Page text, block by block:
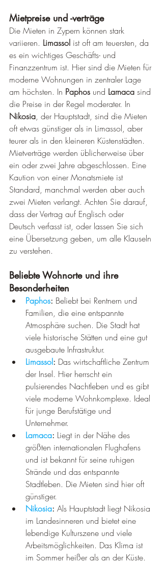
Mietpreise und -verträge
Die Mieten in Zypern können stark
variieren. Limassol ist oft am teuersten, da
es ein wichtiges Geschäfts- und
Finanzzentrum ist. Hier sind die Mieten für
moderne Wohnungen in zentraler Lage
am höchsten. In Paphos und Larnaca sind
die Preise in der Regel moderater. In
Nikosia, der Hauptstadt, sind die Mieten
oft etwas günstiger als in Limassol, aber
teurer als in den kleineren Küstenstädten.
Mietverträge werden üblicherweise über
ein oder zwei Jahre abgeschlossen. Eine
Kaution von einer Monatsmiete ist
Standard, manchmal werden aber auch
zwei Mieten verlangt. Achten Sie darauf,
dass der Vertrag auf Englisch oder
Deutsch verfasst ist, oder lassen Sie sich
eine Übersetzung geben, um alle Klauseln
zu verstehen.
Beliebte Wohnorte und ihre
Besonderheiten
Paphos: Beliebt bei Rentnern und
Familien, die eine entspannte
Atmosphäre suchen. Die Stadt hat
viele historische Stätten und eine gut
ausgebaute Infrastruktur.
Limassol: Das wirtschaftliche Zentrum
der Insel. Hier herrscht ein
pulsierendes Nachtleben und es gibt
viele moderne Wohnkomplexe. Ideal
für junge Berufstätige und
Unternehmer.
Larnaca: Liegt in der Nähe des
größten internationalen Flughafens
und ist bekannt für seine ruhigen
Strände und das entspannte
Stadtleben. Die Mieten sind hier oft
günstiger.
Nikosia: Als Hauptstadt liegt Nikosia
im Landesinneren und bietet eine
lebendige Kulturszene und viele
Arbeitsmöglichkeiten. Das Klima ist
im Sommer heißer als an der Küste.